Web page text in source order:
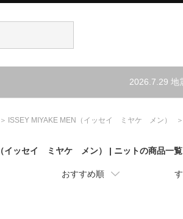
2026.7.29 地
ISSEY MIYAKE MEN （イッセイ ミヤケ メン）
（イッセイ ミヤケ メン） | ニットの商品一覧
おすすめ順